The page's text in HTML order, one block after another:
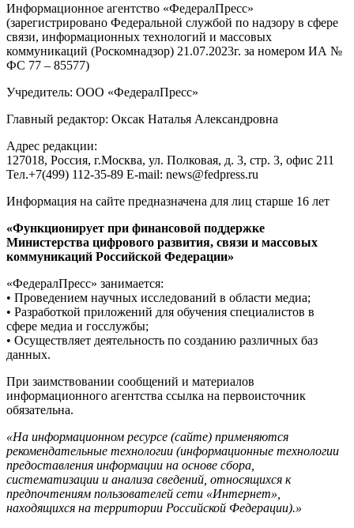
Информационное агентство «ФедералПресс»
(зарегистрировано Федеральной службой по надзору в сфере
связи, информационных технологий и массовых
коммуникаций (Роскомнадзор) 21.07.2023г. за номером ИА №
ФС 77 – 85577)
Учредитель: ООО «ФедералПресс»
Главный редактор: Оксак Наталья Александровна
Адрес редакции:
127018, Россия, г.Москва, ул. Полковая, д. 3, стр. 3, офис 211
Тел.+7(499) 112-35-89 E-mail: news@fedpress.ru
Информация на сайте предназначена для лиц старше 16 лет
«Функционирует при финансовой поддержке
Министерства цифрового развития, связи и массовых
коммуникаций Российской Федерации»
«ФедералПресс» занимается:
• Проведением научных исследований в области медиа;
• Разработкой приложений для обучения специалистов в
сфере медиа и госслужбы;
• Осуществляет деятельность по созданию различных баз
данных.
При заимствовании сообщений и материалов
информационного агентства ссылка на первоисточник
обязательна.
«На информационном ресурсе (сайте) применяются
рекомендательные технологии (информационные технологии
предоставления информации на основе сбора,
систематизации и анализа сведений, относящихся к
предпочтениям пользователей сети «Интернет»,
находящихся на территории Российской Федерации).»